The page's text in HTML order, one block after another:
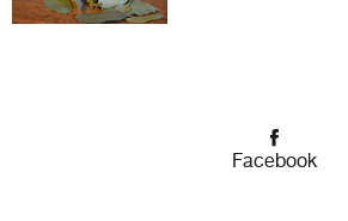
Facebook